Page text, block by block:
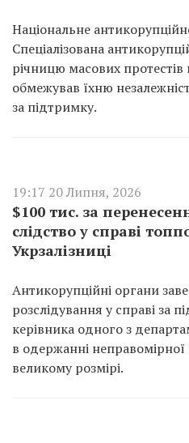
Національне
Спеціалізована
річницю масових
обмежував їхню
за підтримку.
19:17 20 Липня, 2026
$100 тис. за
слідство у справі
Укрзалізниці
Антикорупційні органи
розслідування у справі за
керівника одного з
в одержанні
великому розмірі.